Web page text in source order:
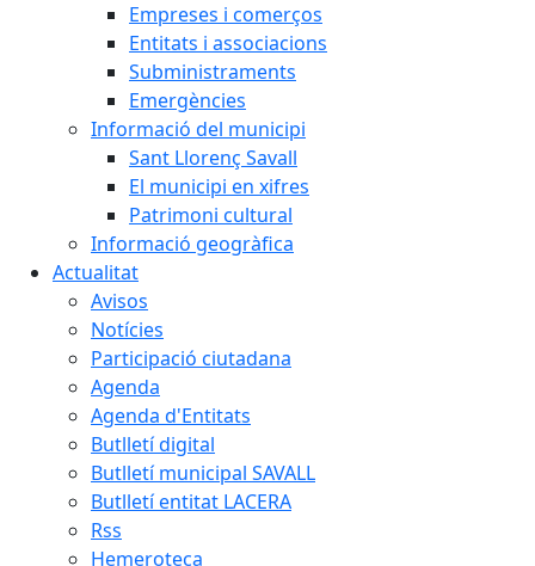
Empreses i comerços
Entitats i associacions
Subministraments
Emergències
Informació del municipi
Sant Llorenç Savall
El municipi en xifres
Patrimoni cultural
Informació geogràfica
Actualitat
Avisos
Notícies
Participació ciutadana
Agenda
Agenda d'Entitats
Butlletí digital
Butlletí municipal SAVALL
Butlletí entitat LACERA
Rss
Hemeroteca